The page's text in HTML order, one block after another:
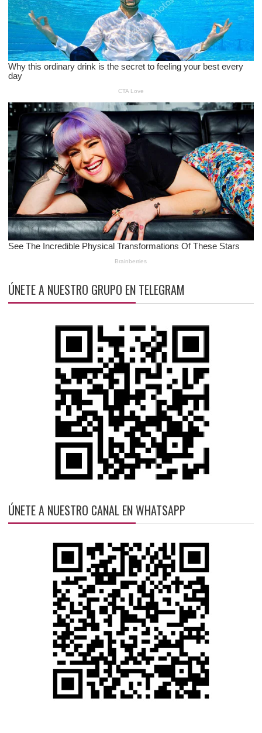
ÚNETE A NUESTRO GRUPO EN TELEGRAM
ÚNETE A NUESTRO CANAL EN WHATSAPP